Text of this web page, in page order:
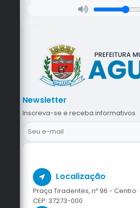
Localização
Praça Tiradentes, nº 96 - Centro
CEP: 37273-000
Newsletter
Inscreva-se e receba informativos